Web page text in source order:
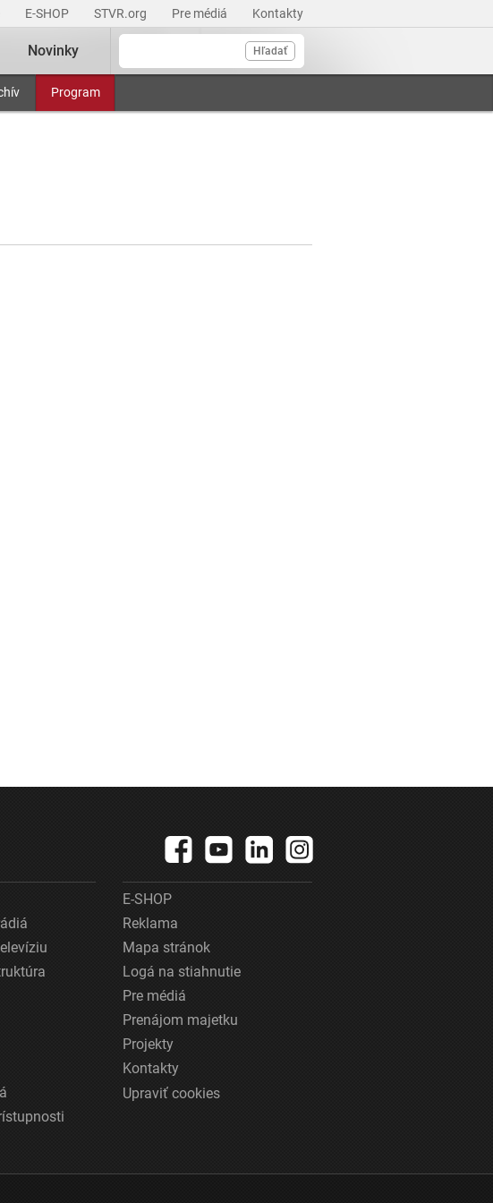
E-SHOP STVR.org Pre médiá Kontakty
Hľadať
Program
Novinky
E-SHOP
Reklama
Mapa stránok
Logá na stiahnutie
Pre médiá
Prenájom majetku
Projekty
Kontakty
Upraviť cookies